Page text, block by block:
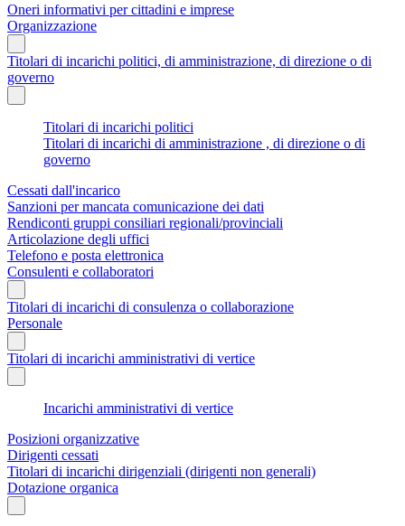
Oneri informativi per cittadini e imprese
Organizzazione
Titolari di incarichi politici, di amministrazione, di direzione o di
governo
Titolari di incarichi politici
Titolari di incarichi di amministrazione , di direzione o di
governo
Cessati dall'incarico
Sanzioni per mancata comunicazione dei dati
Rendiconti gruppi consiliari regionali/provinciali
Articolazione degli uffici
Telefono e posta elettronica
Consulenti e collaboratori
Titolari di incarichi di consulenza o collaborazione
Personale
Titolari di incarichi amministrativi di vertice
Incarichi amministrativi di vertice
Posizioni organizzative
Dirigenti cessati
Titolari di incarichi dirigenziali (dirigenti non generali)
Dotazione organica